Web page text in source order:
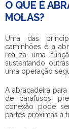
O QUE É
MOLAS?
Uma das
caminhões é a
realiza uma
sustentando
uma operação
Aabraçadeira
de parafusos,
conexão pode
partes próximas à